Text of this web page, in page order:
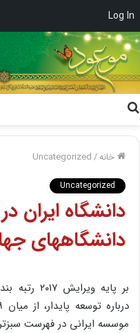
Log In
خانه/
Uncategorized
Uncategorized
دانشگاه ایران
دانشگاههای
بر پایه
موسسه ایرانی در فهرست